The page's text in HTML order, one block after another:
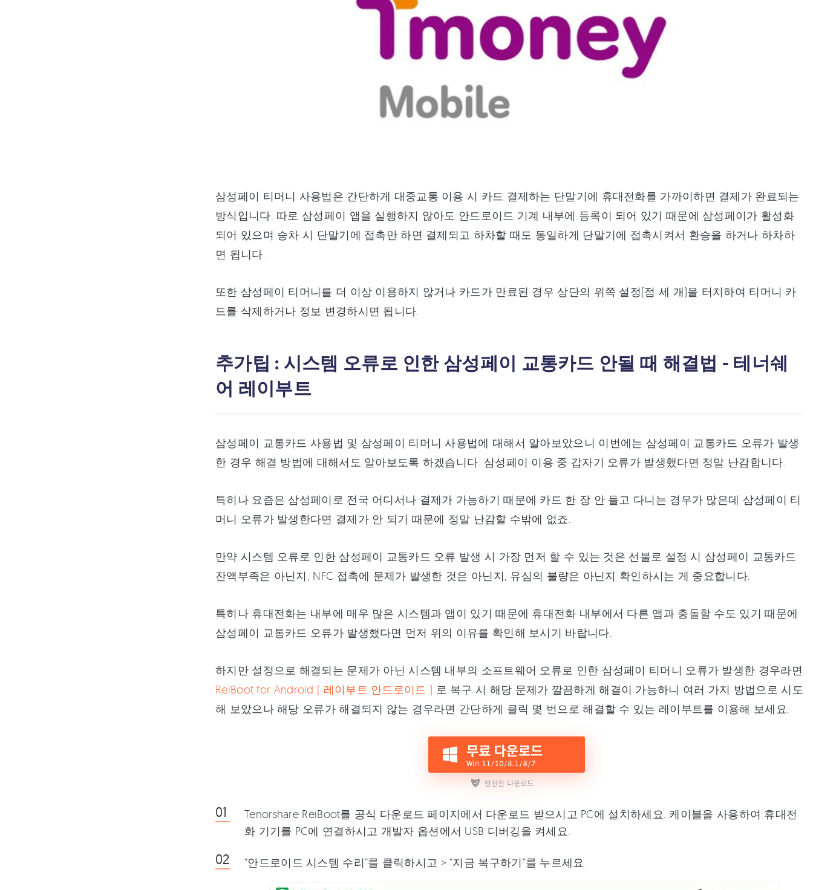
삼성페이 티머니 사용법은 간단하게 대중교통 이용 시 카드 결제하는 단말기에 휴대전화를 가까이하면 결제가 완료되는
방식입니다. 따로 삼성페이 앱을 실행하지 않아도 안드로이드 기계 내부에 등록이 되어 있기 때문에 삼성페이가 활성화
되어 있으며 승차 시 단말기에 접촉만 하면 결제되고 하차할 때도 동일하게 단말기에 접촉시켜서 환승을 하거나 하차하
면 됩니다.
또한 삼성페이 티머니를 더 이상 이용하지 않거나 카드가 만료된 경우 상단의 위쪽 설정(점 세 개)을 터치하여 티머니 카
드를 삭제하거나 정보 변경하시면 됩니다.
추가팁 : 시스템 오류로 인한 삼성페이 교통카드 안될 때 해결법 - 테너쉐
어 레이부트
삼성페이 교통카드 사용법 및 삼성페이 티머니 사용법에 대해서 알아보았으니 이번에는 삼성페이 교통카드 오류가 발생
한 경우 해결 방법에 대해서도 알아보도록 하겠습니다. 삼성페이 이용 중 갑자기 오류가 발생했다면 정말 난감합니다.
특히나 요즘은 삼성페이로 전국 어디서나 결제가 가능하기 때문에 카드 한 장 안 들고 다니는 경우가 많은데 삼성페이 티
머니 오류가 발생한다면 결제가 안 되기 때문에 정말 난감할 수밖에 없죠.
만약 시스템 오류로 인한 삼성페이 교통카드 오류 발생 시 가장 먼저 할 수 있는 것은 선불로 설정 시 삼성페이 교통카드
잔액부족은 아닌지, NFC 접촉에 문제가 발생한 것은 아닌지, 유심의 불량은 아닌지 확인하시는 게 중요합니다.
특히나 휴대전화는 내부에 매우 많은 시스템과 앱이 있기 때문에 휴대전화 내부에서 다른 앱과 충돌할 수도 있기 때문에
삼성페이 교통카드 오류가 발생했다면 먼저 위의 이유를 확인해 보시기 바랍니다.
하지만 설정으로 해결되는 문제가 아닌 시스템 내부의 소프트웨어 오류로 인한 삼성페이 티머니 오류가 발생한 경우라면
ReiBoot for Android ( 레이부트 안드로이드 ) 로 복구 시 해당 문제가 깔끔하게 해결이 가능하니 여러 가지 방법으로 시도
해 보았으나 해당 오류가 해결되지 않는 경우라면 간단하게 클릭 몇 번으로 해결할 수 있는 레이부트를 이용해 보세요.
Tenorshare ReiBoot를 공식 다운로드 페이지에서 다운로드 받으시고 PC에 설치하세요. 케이블을 사용하여 휴대전
화 기기를 PC에 연결하시고 개발자 옵션에서 USB 디버깅을 켜세요.
“안드로이드 시스템 수리”를 클릭하시고 > “지금 복구하기”를 누르세요.